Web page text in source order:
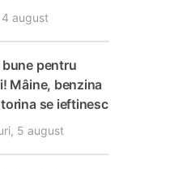
august
pentru
Mâine, benzina
se ieftinesc
5 august